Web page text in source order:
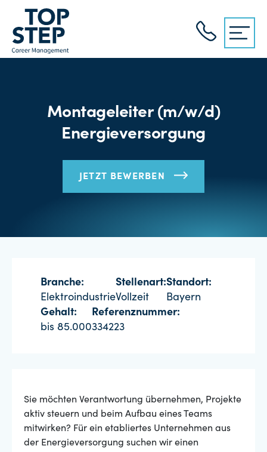
Montageleiter (m/w/d)
Energieversorgung
JETZT BEWERBEN
Branche:
Elektroindustrie
Stellenart:
Vollzeit
Standort:
Bayern
Gehalt:
bis 85.000
Referenznummer:
334223
Sie möchten Verantwortung übernehmen, Projekte
aktiv steuern und beim Aufbau eines Teams
mitwirken? Für ein etabliertes Unternehmen aus
der Energieversorgung suchen wir einen